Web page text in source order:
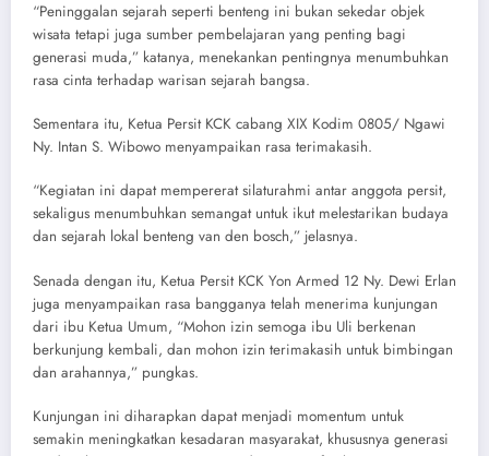
“Peninggalan sejarah seperti benteng ini bukan sekedar objek
wisata tetapi juga sumber pembelajaran yang penting bagi
generasi muda,” katanya, menekankan pentingnya menumbuhkan
rasa cinta terhadap warisan sejarah bangsa.
Sementara itu, Ketua Persit KCK cabang XIX Kodim 0805/ Ngawi
Ny. Intan S. Wibowo menyampaikan rasa terimakasih.
“Kegiatan ini dapat mempererat silaturahmi antar anggota persit,
sekaligus menumbuhkan semangat untuk ikut melestarikan budaya
dan sejarah lokal benteng van den bosch,” jelasnya.
Senada dengan itu, Ketua Persit KCK Yon Armed 12 Ny. Dewi Erlan
juga menyampaikan rasa bangganya telah menerima kunjungan
dari ibu Ketua Umum, “Mohon izin semoga ibu Uli berkenan
berkunjung kembali, dan mohon izin terimakasih untuk bimbingan
dan arahannya,” pungkas.
Kunjungan ini diharapkan dapat menjadi momentum untuk
semakin meningkatkan kesadaran masyarakat, khususnya generasi